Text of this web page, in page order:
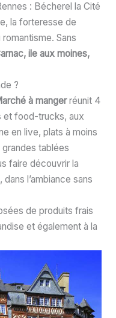
: Bécherel la Cité
la forteresse de
Sans
ile aux moines,
?
à mangerréunit 4
et food-trucks, aux
en live, plats à moins
tablées
faire découvrir la
l’ambiance sans
de produits frais
et également à la